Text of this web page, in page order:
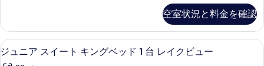
表
示
Temple)
の
す
(Mount
の
詳
ム
ク
イ
ス
ル
ー
空室状況と料金を確認
ジ
ュ
高級寝具、セーフティボックス (室内
3
ジュニア スイート キングベッド 1 台 レイクビュー